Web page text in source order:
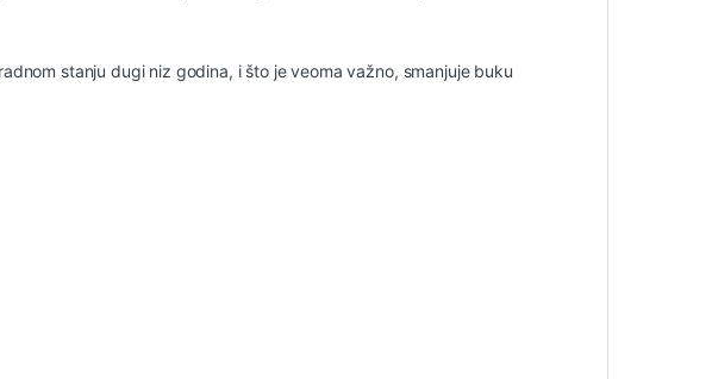
stanju dugi niz godina, i što je veoma važno, smanjuje buku